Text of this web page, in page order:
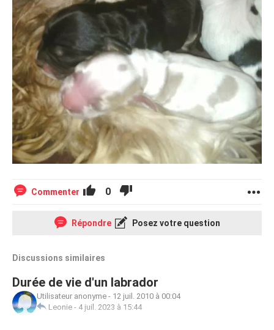
Commenter 0
Répondre Posez votre question
Discussions similaires
Durée de vie d'un labrador
Utilisateur anonyme - 12 juil. 2010 à 00:04
Leonie - 4 juil. 2023 à 15:44